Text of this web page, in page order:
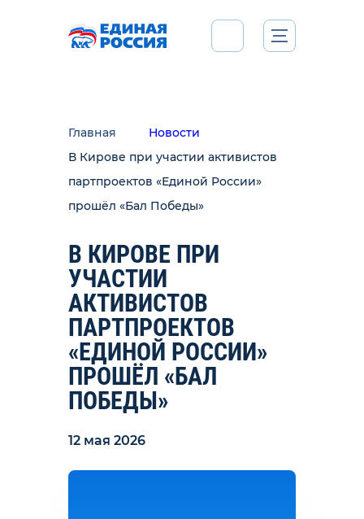
Главная
Новости
В Кирове при участии активистов
партпроектов «Единой России»
прошёл «Бал Победы»
В КИРОВЕ ПРИ
УЧАСТИИ
АКТИВИСТОВ
ПАРТПРОЕКТОВ
«ЕДИНОЙ РОССИИ»
ПРОШЁЛ «БАЛ
ПОБЕДЫ»
12 мая 2026